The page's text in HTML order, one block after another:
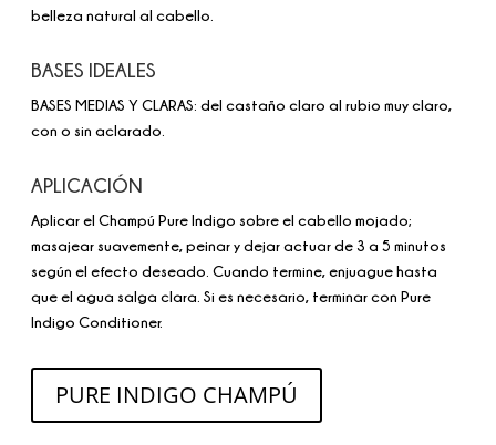
belleza natural al cabello.
BASES IDEALES
BASES MEDIAS Y CLARAS: del castaño claro al rubio muy claro,
con o sin aclarado.
APLICACIÓN
Aplicar el Champú Pure Indigo sobre el cabello mojado;
masajear suavemente, peinar y dejar actuar de 3 a 5 minutos
según el efecto deseado. Cuando termine, enjuague hasta
que el agua salga clara. Si es necesario, terminar con Pure
Indigo Conditioner.
PURE INDIGO CHAMPÚ